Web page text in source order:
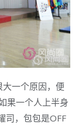
一个原因，便
果一个人上半身
司，包包是OFF